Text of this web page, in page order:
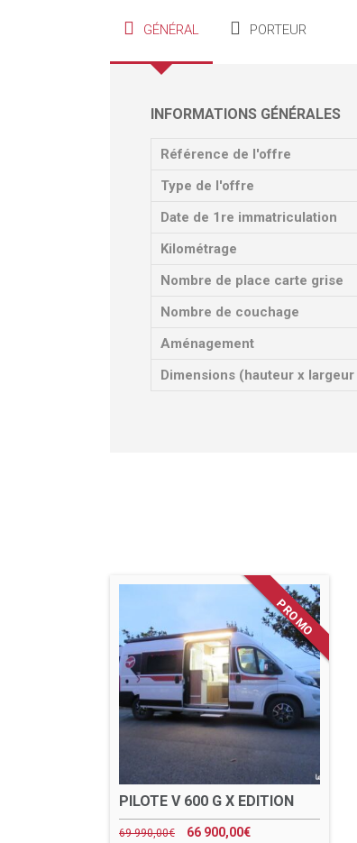
GÉNÉRAL PORTEUR
INFORMATIONS GÉNÉRALES
Référence de l'offre
Type de l'offre
Date de 1re immatriculation
Kilométrage
Nombre de place carte grise
Nombre de couchage
Aménagement
Dimensions (hauteur x
PILOTE V 600 G X EDITION
69 990,00€ 66 900,00€